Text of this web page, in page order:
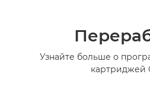
Узнайте больше о
картриджей